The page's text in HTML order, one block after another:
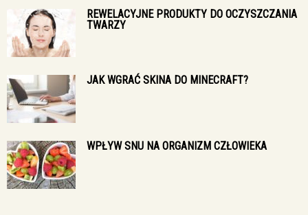
REWELACYJNE PRODUKTY DO OCZYSZCZANIA
TWARZY
JAK WGRAĆ SKINA DO MINECRAFT?
WPŁYW SNU NA ORGANIZM CZŁOWIEKA